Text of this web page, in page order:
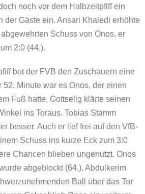
noch vor dem Halbzeitpfiff ein
der Gäste ein. Ansari Khaledi erhöhte
Schuss von Onos, er
2:0 (44.).
bot der FVB den Zuschauern eine
52. Minute war es Onos, der einen
Fuß hatte, Gottselig klärte seinen
ins Toraus. Tobias Stamm
besser. Auch er lief frei auf den VfB-
Schuss ins kurze Eck zum 3:0
Chancen blieben ungenutzt. Onos
abgeblockt (64.), Abdulkerim
Ball über das Tor